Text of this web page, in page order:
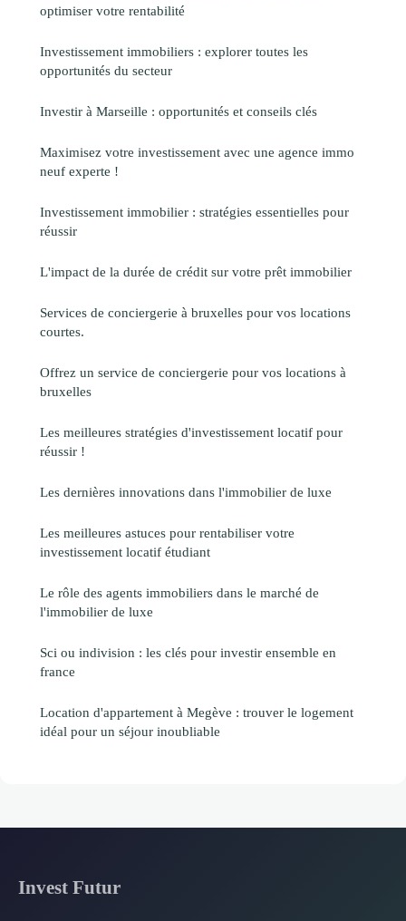
optimiser votre rentabilité
Investissement immobiliers : explorer toutes les
opportunités du secteur
Investir à Marseille : opportunités et conseils clés
Maximisez votre investissement avec une agence immo
neuf experte !
Investissement immobilier : stratégies essentielles pour
réussir
L'impact de la durée de crédit sur votre prêt immobilier
Services de conciergerie à bruxelles pour vos locations
courtes.
Offrez un service de conciergerie pour vos locations à
bruxelles
Les meilleures stratégies d'investissement locatif pour
réussir !
Les dernières innovations dans l'immobilier de luxe
Les meilleures astuces pour rentabiliser votre
investissement locatif étudiant
Le rôle des agents immobiliers dans le marché de
l'immobilier de luxe
Sci ou indivision : les clés pour investir ensemble en
france
Location d'appartement à Megève : trouver le logement
idéal pour un séjour inoubliable
Invest Futur